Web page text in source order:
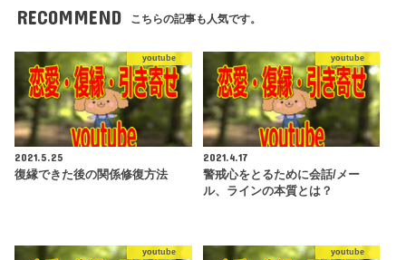
RECOMMEND こちらの記事も人気です。
youtube
2021.5.25
復縁できた後の関係修復方法
youtube
2021.4.17
警戒心をとるために会話/メー
ル、ラインの本質とは？
youtube youtube